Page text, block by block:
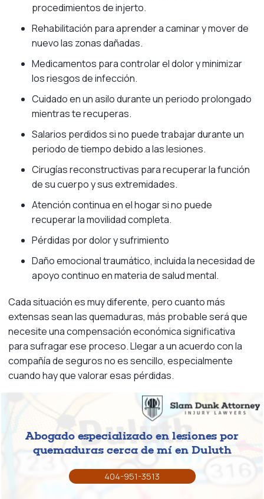
procedimientos de injerto.
Rehabilitación para aprender a caminar y mover de
nuevo las zonas dañadas.
Medicamentos para controlar el dolor y minimizar
los riesgos de infección.
Cuidado en un asilo durante un periodo prolongado
mientras te recuperas.
Salarios perdidos si no puede trabajar durante un
periodo de tiempo debido a las lesiones.
Cirugías reconstructivas para recuperar la función
de su cuerpo y sus extremidades.
Atención continua en el hogar si no puede
recuperar la movilidad completa.
Pérdidas por dolor y sufrimiento
Daño emocional traumático, incluida la necesidad de
apoyo continuo en materia de salud mental.
Cada situación es muy diferente, pero cuanto más
extensas sean las quemaduras, más probable será que
necesite una compensación económica significativa
para sufragar ese proceso. Llegar a un acuerdo con la
compañía de seguros no es sencillo, especialmente
cuando hay que valorar esas pérdidas.
Abogado especializado en lesiones por
quemaduras cerca de mí en Duluth
404-951-3513